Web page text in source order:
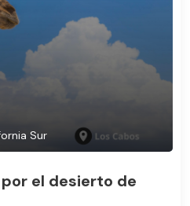
Sur
el desierto de